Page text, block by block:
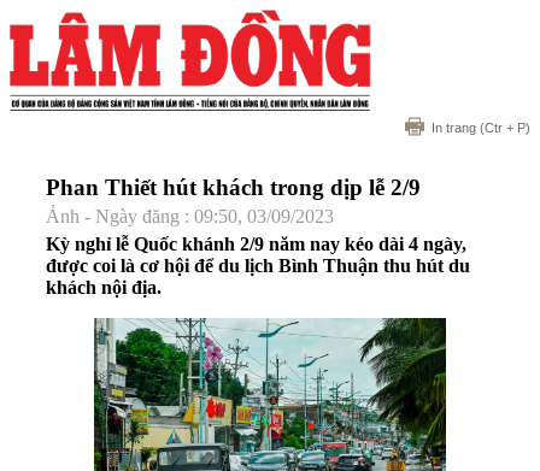
In trang (Ctr + P)
Phan Thiết hút khách trong dịp lễ 2/9
Ảnh - Ngày đăng : 09:50, 03/09/2023
Kỳ nghỉ lễ Quốc khánh 2/9 năm nay kéo dài 4 ngày,
được coi là cơ hội để du lịch Bình Thuận thu hút du
khách nội địa.